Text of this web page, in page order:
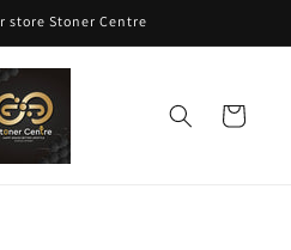
store Stoner Centre
สินค้า